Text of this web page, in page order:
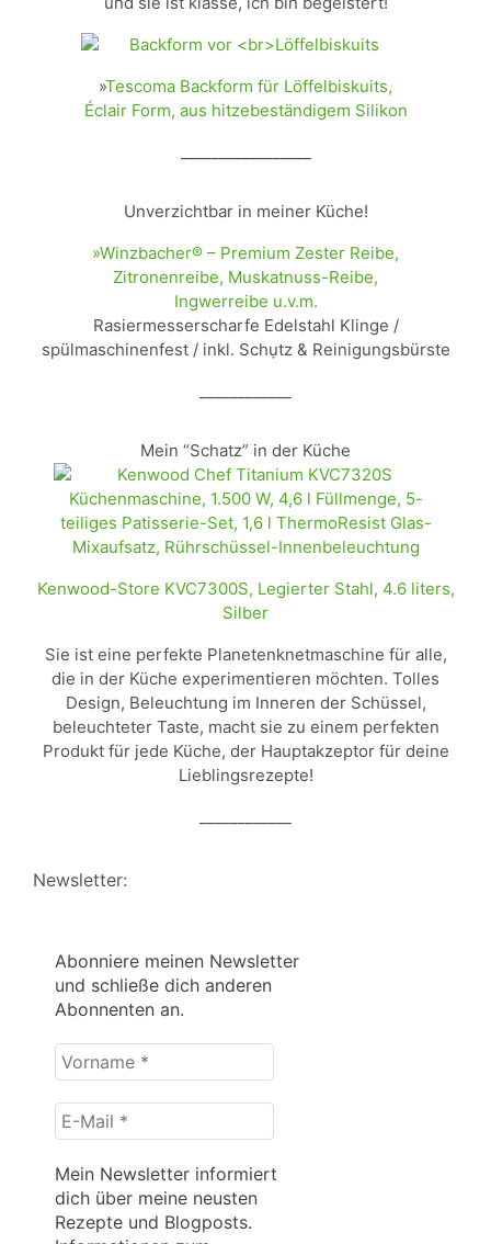
»Tescoma Backform für Löffelbiskuits,
Éclair Form, aus hitzebeständigem Silikon
Unverzichtbar in meiner Küche!
»Winzbacher® – Premium Zester Reibe,
Zitronenreibe, Muskatnuss-Reibe,
Ingwerreibe u.v.m.
Rasiermesserscharfe Edelstahl Klinge /
spülmaschinenfest / inkl. Schụtz & Reinigungsbürste
Mein “Schatz” in der Küche
Kenwood-Store KVC7300S, Legierter Stahl, 4.6 liters,
Silber
Sie ist eine perfekte Planetenknetmaschine für alle,
die in der Küche experimentieren möchten. Tolles
Design, Beleuchtung im Inneren der Schüssel,
beleuchteter Taste, macht sie zu einem perfekten
Produkt für jede Küche, der Hauptakzeptor für deine
Lieblingsrezepte!
Newsletter:
Abonniere meinen Newsletter
und schließe dich anderen
Abonnenten an.
Vorname
*
E-
Mail
*
Mein Newsletter informiert
dich über meine neusten
Rezepte und Blogposts.